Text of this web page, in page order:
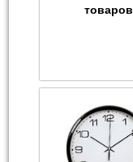
товаров